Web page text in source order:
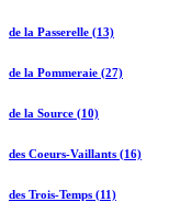
de la Passerelle (13)
de la Pommeraie (27)
de la Source (10)
des Coeurs-Vaillants (16)
des Trois-Temps (11)